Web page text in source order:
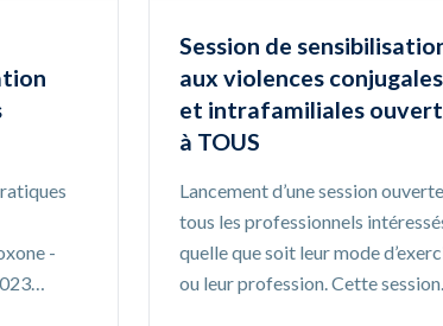
-
Session de
aux violences conjugales
et intrafamiliales
à TOUS
Lancement d’une session
tous les professionnels
quelle que soit leur mode
ou leur profession. Cette session…